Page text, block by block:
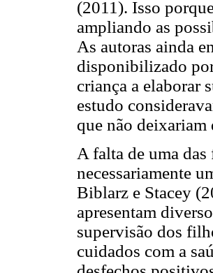
(2011). Isso
ampliando as
As autoras ainda
disponibilizado
criança a elaborar
estudo
que não deixariam
A falta de uma
necessariamente
Biblarz e Stacey
apresentam
supervisão dos
cuidados com a